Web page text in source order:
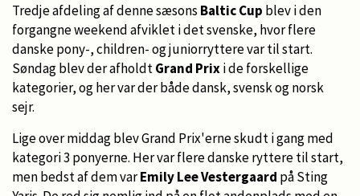
Tredje afdeling af denne sæsons Baltic Cup blev i den
forgangne weekend afviklet i det svenske, hvor flere
danske pony-, children- og juniorryttere var til start.
Søndag blev der afholdtGrand Prixi de forskellige
kategorier, og her var der både dansk, svensk og norsk
sejr.
Lige over middag blev Grand Prix'erne skudt i gang med
kategori 3 ponyerne. Her var flere danske ryttere til start,
men bedst af dem varEmily Lee Vestergaard på Sting